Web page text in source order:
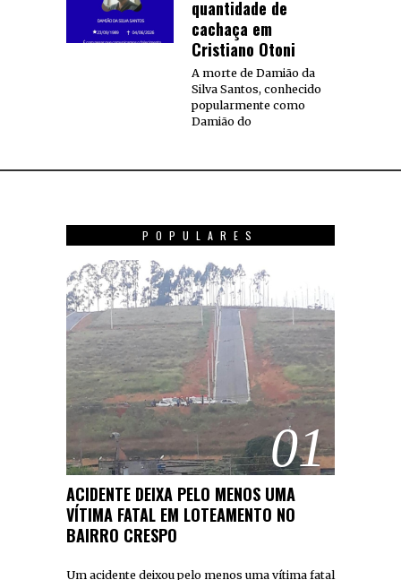
quantidade de
cachaça em
Cristiano Otoni
A morte de Damião da
Silva Santos, conhecido
popularmente como
Damião do
POPULARES
01
ACIDENTE DEIXA PELO MENOS UMA
VÍTIMA FATAL EM LOTEAMENTO NO
BAIRRO CRESPO
Um acidente deixou pelo menos uma vítima fatal